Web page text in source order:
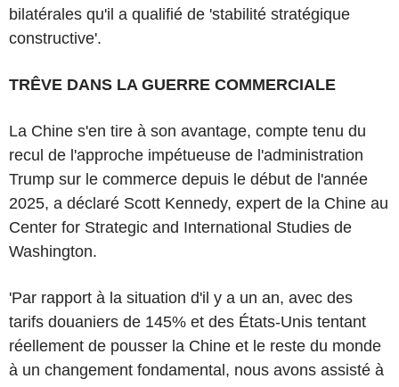
bilatérales qu'il a qualifié de 'stabilité stratégique
constructive'.
TRÊVE DANS LA GUERRE COMMERCIALE
La Chine s'en tire à son avantage, compte tenu du
recul de l'approche impétueuse de l'administration
Trump sur le commerce depuis le début de l'année
2025, a déclaré Scott Kennedy, expert de la Chine au
Center for Strategic and International Studies de
Washington.
'Par rapport à la situation d'il y a un an, avec des
tarifs douaniers de 145% et des États-Unis tentant
réellement de pousser la Chine et le reste du monde
à un changement fondamental, nous avons assisté à